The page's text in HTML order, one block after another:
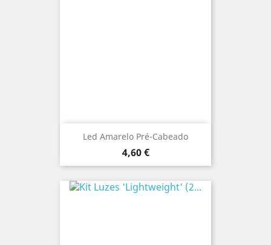
Led Amarelo Pré-Cabeado
Preço
4,60 €